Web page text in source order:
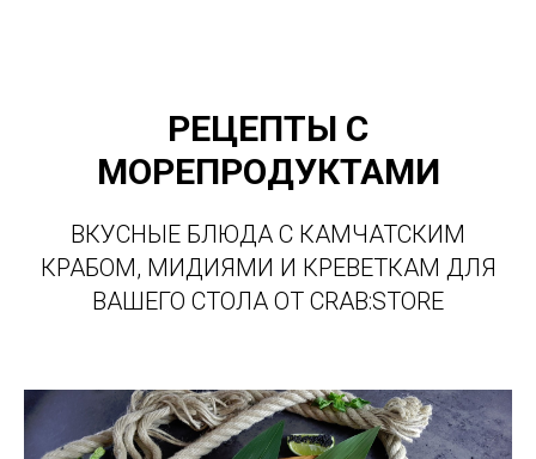
РЕЦЕПТЫ С
МОРЕПРОДУКТАМИ
ВКУСНЫЕ БЛЮДА С КАМЧАТСКИМ
КРАБОМ, МИДИЯМИ И КРЕВЕТКАМ ДЛЯ
ВАШЕГО СТОЛА ОТ CRAB:STORE